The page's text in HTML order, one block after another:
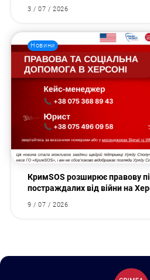
3 / 07 / 2026
Новини
КримSOS розширює правову
постраждалих від війни на
9 / 07 / 2026